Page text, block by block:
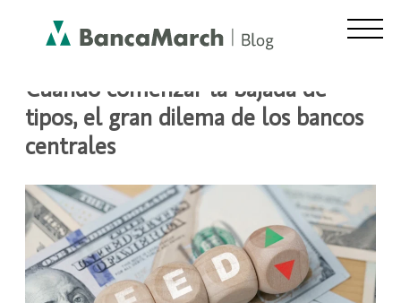
Cuándo comenzar la bajada de
tipos, el gran dilema de los bancos
centrales